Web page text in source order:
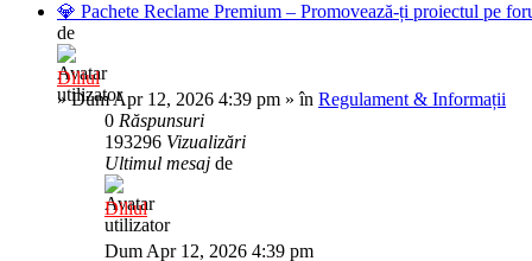
💎 Pachete Reclame Premium – Promovează-ți proiectul pe
de
Diliul
»Dum Apr 12, 2026 4:39 pm » în Regulament & Informații
0 Răspunsuri
193296 Vizualizări
Ultimul mesaj de
Diliul
Dum Apr 12, 2026 4:39 pm